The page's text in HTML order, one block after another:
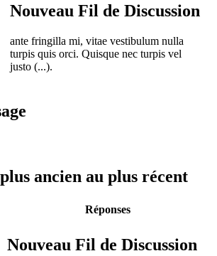
Nouveau Fil de Discussion
ante fringilla mi, vitae vestibulum nulla
turpis quis orci. Quisque nec turpis vel
justo (...).
ancien au plus récent
Réponses
Nouveau Fil de Discussion